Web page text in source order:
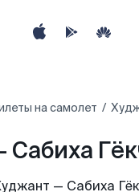
на самолет
— Сабиха